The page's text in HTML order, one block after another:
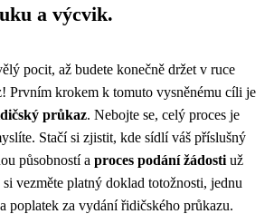
a výcvik.
pocit, až budete konečně držet v ruce
Prvním krokem k tomuto vysněnému cíli je
průkaz. Nebojte se, celý proces je
Stačí si zjistit, kde sídlí váš příslušný
působností a proces podání žádosti už
si vezměte platný doklad totožnosti, jednu
poplatek za vydání řidičského průkazu.